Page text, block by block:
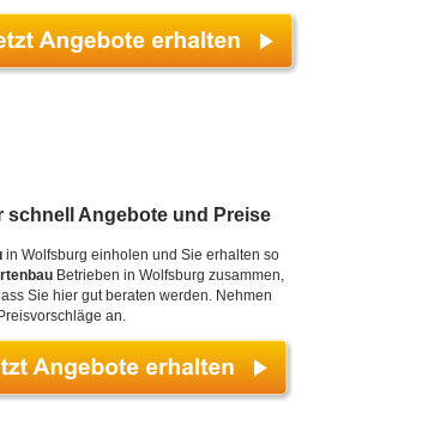
schnell Angebote und Preise
in Wolfsburg einholen und Sie erhalten so
Betrieben in Wolfsburg zusammen,
Sie hier gut beraten werden. Nehmen
an.